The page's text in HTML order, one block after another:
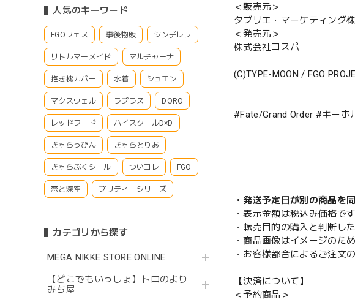
人気のキーワード
FGOフェス 事後物販 シンデレラ
リトルマーメイド マルチャーナ
抱き枕カバー 水着 シュエン
マクスウェル ラプラス DORO
レッドフード ハイスクールD×D
きゃらっぴん きゃらとりあ
きゃらぷくシール ついコレ FGO
恋と深空 プリティーシリーズ
カテゴリから探す
MEGA NIKKE STORE ONLINE
【どこでもいっしょ】トロのより
みち屋
＜販売元＞
タブリエ・マーケティング
＜発売元＞
株式会社コスパ
(C)TYPE-MOON / FGO
#Fate/Grand Order #キーホ
・発送予定日が別の商品を
・表示金額は税込み価格です
・転売目的の購入と判断し
・商品画像はイメージのた
・お客様都合によるご注文
【決済について】
＜予約商品＞